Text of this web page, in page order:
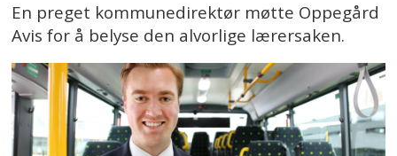
En preget kommunedirektør møtte Oppegård
Avis for å belyse den alvorlige lærersaken.